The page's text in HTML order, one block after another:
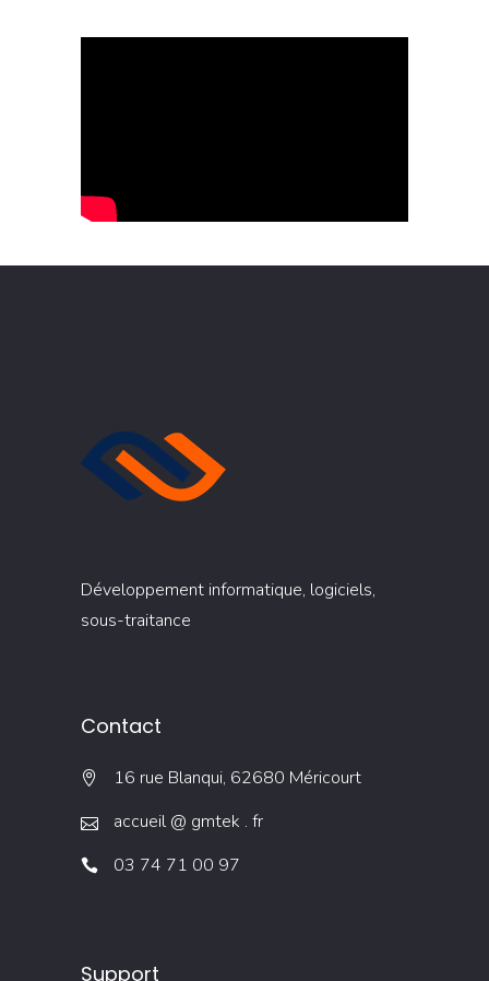
Développement informatique, logiciels,
sous-traitance
Contact
16 rue Blanqui, 62680 Méricourt
accueil @ gmtek . fr
03 74 71 00 97
Support